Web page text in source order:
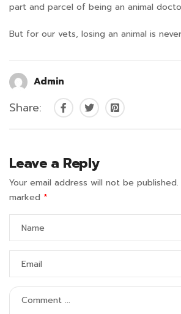
part and parcel of being an animal
But for our vets, losing an animal is
Admin
Share:
Leave a Reply
Your email address will not be published.
marked *